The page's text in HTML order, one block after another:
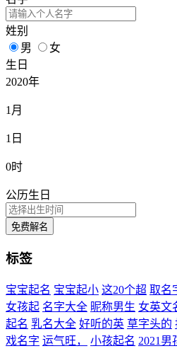
姓别
男
女
生日
2020年
1月
1日
0时
公历生日
免费解名
标签
宝宝起名 宝宝起小 这20个超 取名
女孩起 名字大全 昵称男生 女英文
起名 乳名大全 好听的英 草字头的
戏名字 运气旺， 小孩起名 2021男